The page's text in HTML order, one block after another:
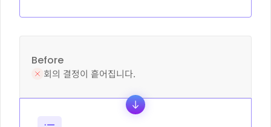
Before
회의 결정이 흩어집니다.